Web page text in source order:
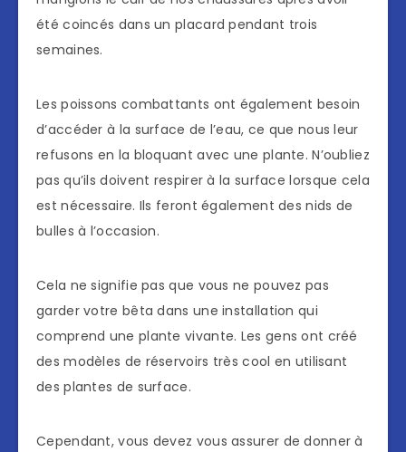
été coincés dans un placard pendant trois
semaines.
Les poissons combattants ont également besoin
d’accéder à la surface de l’eau, ce que nous leur
refusons en la bloquant avec une plante. N’oubliez
pas qu’ils doivent respirer à la surface lorsque cela
est nécessaire. Ils feront également des nids de
bulles à l’occasion.
Cela ne signifie pas que vous ne pouvez pas
garder votre bêta dans une installation qui
comprend une plante vivante. Les gens ont créé
des modèles de réservoirs très cool en utilisant
des plantes de surface.
Cependant, vous devez vous assurer de donner à